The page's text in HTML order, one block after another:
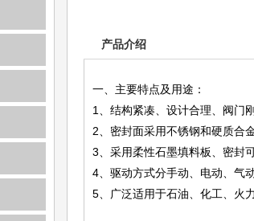
产品介绍
一、主要特点及用途：
1、结构紧凑、设计合理、阀门
2、密封面采用不锈钢和硬质合金
3、采用柔性石墨填料板、密封可
4、驱动方式分手动、电动
5、广泛适用于石油、化工